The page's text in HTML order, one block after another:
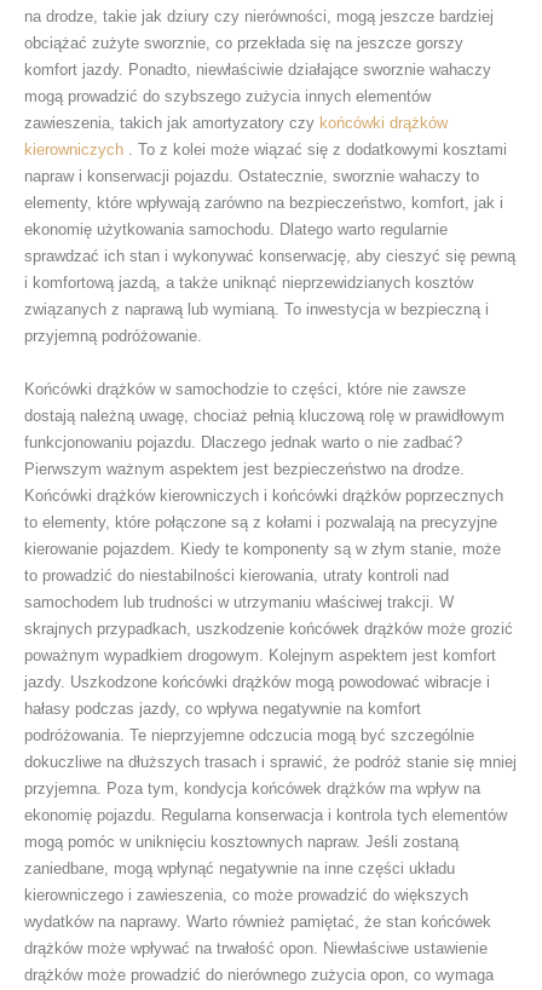
na drodze, takie jak dziury czy nierówności, mogą jeszcze bardziej
obciążać zużyte sworznie, co przekłada się na jeszcze gorszy
komfort jazdy. Ponadto, niewłaściwie działające sworznie wahaczy
mogą prowadzić do szybszego zużycia innych elementów
zawieszenia, takich jak amortyzatory czy końcówki drążków
kierowniczych . To z kolei może wiązać się z dodatkowymi kosztami
napraw i konserwacji pojazdu. Ostatecznie, sworznie wahaczy to
elementy, które wpływają zarówno na bezpieczeństwo, komfort, jak i
ekonomię użytkowania samochodu. Dlatego warto regularnie
sprawdzać ich stan i wykonywać konserwację, aby cieszyć się pewną
i komfortową jazdą, a także uniknąć nieprzewidzianych kosztów
związanych z naprawą lub wymianą. To inwestycja w bezpieczną i
przyjemną podróżowanie.
Końcówki drążków w samochodzie to części, które nie zawsze
dostają należną uwagę, chociaż pełnią kluczową rolę w prawidłowym
funkcjonowaniu pojazdu. Dlaczego jednak warto o nie zadbać?
Pierwszym ważnym aspektem jest bezpieczeństwo na drodze.
Końcówki drążków kierowniczych i końcówki drążków poprzecznych
to elementy, które połączone są z kołami i pozwalają na precyzyjne
kierowanie pojazdem. Kiedy te komponenty są w złym stanie, może
to prowadzić do niestabilności kierowania, utraty kontroli nad
samochodem lub trudności w utrzymaniu właściwej trakcji. W
skrajnych przypadkach, uszkodzenie końcówek drążków może grozić
poważnym wypadkiem drogowym. Kolejnym aspektem jest komfort
jazdy. Uszkodzone końcówki drążków mogą powodować wibracje i
hałasy podczas jazdy, co wpływa negatywnie na komfort
podróżowania. Te nieprzyjemne odczucia mogą być szczególnie
dokuczliwe na dłuższych trasach i sprawić, że podróż stanie się mniej
przyjemna. Poza tym, kondycja końcówek drążków ma wpływ na
ekonomię pojazdu. Regularna konserwacja i kontrola tych elementów
mogą pomóc w uniknięciu kosztownych napraw. Jeśli zostaną
zaniedbane, mogą wpłynąć negatywnie na inne części układu
kierowniczego i zawieszenia, co może prowadzić do większych
wydatków na naprawy. Warto również pamiętać, że stan końcówek
drążków może wpływać na trwałość opon. Niewłaściwe ustawienie
drążków może prowadzić do nierównego zużycia opon, co wymaga